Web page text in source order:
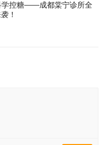
学控糖——成都棠宁诊所全
！